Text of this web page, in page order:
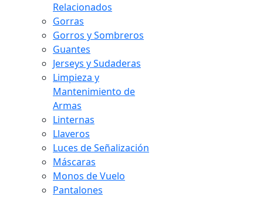
Relacionados
Gorras
Gorros y Sombreros
Guantes
Jerseys y Sudaderas
Limpieza y
Mantenimiento de
Armas
Linternas
Llaveros
Luces de Señalización
Máscaras
Monos de Vuelo
Pantalones